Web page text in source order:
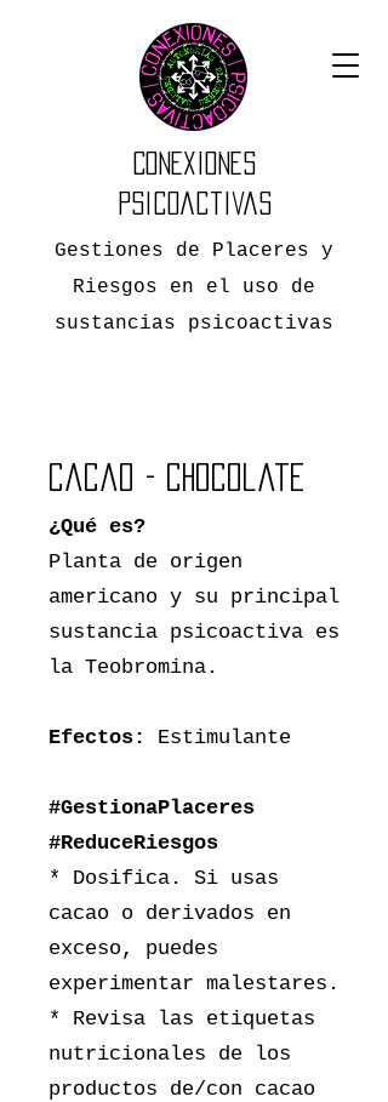
Conexiones
Psicoactivas
Gestiones de Placeres y
Riesgos en el uso de
sustancias psicoactivas
Cacao - chocolate
¿Qué es?
Planta de origen
americano y su principal
sustancia psicoactiva es
la Teobromina.
Efectos: Estimulante
#GestionaPlaceres
#ReduceRiesgos
* Dosifica. Si usas
cacao o derivados en
exceso, puedes
experimentar malestares.
* Revisa las etiquetas
nutricionales de los
productos de/con cacao